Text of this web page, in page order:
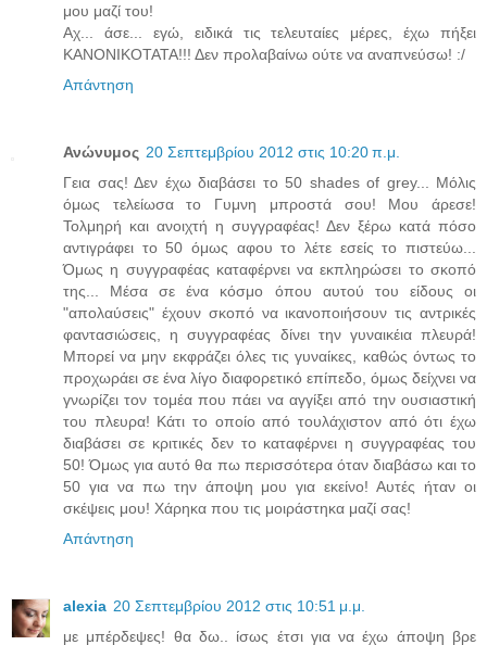
μου μαζί του!
Αχ... άσε... εγώ, ειδικά τις τελευταίες μέρες, έχω πήξει
ΚΑΝΟΝΙΚΟΤΑΤΑ!!! Δεν προλαβαίνω ούτε να αναπνεύσω! :/
Απάντηση
Ανώνυμος 20 Σεπτεμβρίου 2012 στις 10:20 π.μ.
Γεια σας! Δεν έχω διαβάσει το 50 shades of grey... Μόλις
όμως τελείωσα το Γυμνη μπροστά σου! Μου άρεσε!
Τολμηρή και ανοιχτή η συγγραφέας! Δεν ξέρω κατά πόσο
αντιγράφει το 50 όμως αφου το λέτε εσείς το πιστεύω...
Όμως η συγγραφέας καταφέρνει να εκπληρώσει το σκοπό
της... Μέσα σε ένα κόσμο όπου αυτού του είδους οι
"απολαύσεις" έχουν σκοπό να ικανοποιήσουν τις αντρικές
φαντασιώσεις, η συγγραφέας δίνει την γυναικέια πλευρά!
Μπορεί να μην εκφράζει όλες τις γυναίκες, καθώς όντως το
προχωράει σε ένα λίγο διαφορετικό επίπεδο, όμως δείχνει να
γνωρίζει τον τομέα που πάει να αγγίξει από την ουσιαστική
του πλευρα! Κάτι το οποίο από τουλάχιστον από ότι έχω
διαβάσει σε κριτικές δεν το καταφέρνει η συγγραφέας του
50! Όμως για αυτό θα πω περισσότερα όταν διαβάσω και το
50 για να πω την άποψη μου για εκείνο! Αυτές ήταν οι
σκέψεις μου! Χάρηκα που τις μοιράστηκα μαζί σας!
Απάντηση
alexia 20 Σεπτεμβρίου 2012 στις 10:51 μ.μ.
με μπέρδεψες! θα δω.. ίσως έτσι για να έχω άποψη βρε